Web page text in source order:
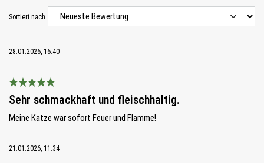
Sortiert nach
28.01.2026, 16:40
Bewertung mit 5 von 5 Sternen
Sehr schmackhaft und fleischhaltig.
Meine Katze war sofort Feuer und Flamme!
21.01.2026, 11:34